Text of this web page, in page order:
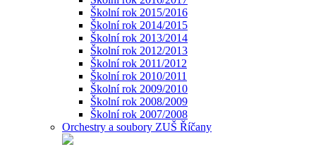
Školní rok 2015/2016
Školní rok 2014/2015
Školní rok 2013/2014
Školní rok 2012/2013
Školní rok 2011/2012
Školní rok 2010/2011
Školní rok 2009/2010
Školní rok 2008/2009
Školní rok 2007/2008
Orchestry a soubory ZUŠ Říčany